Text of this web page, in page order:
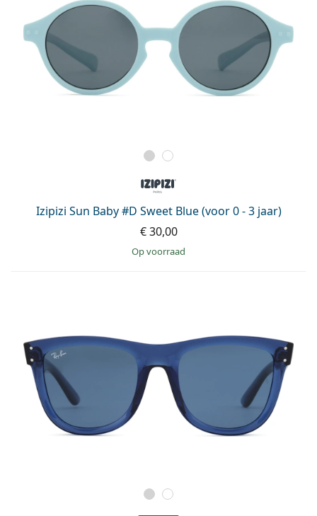
Izipizi Sun Baby #D Sweet Blue (voor 0 - 3 jaar)
€ 30,00
op voorraad